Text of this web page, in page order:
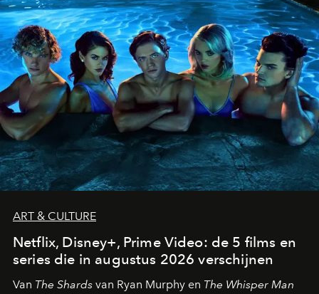
ART & CULTURE
Netflix, Disney+, Prime Video: de 5 films en
series die in augustus 2026 verschijnen
Van The Shards van Ryan Murphy en The Whisper Man